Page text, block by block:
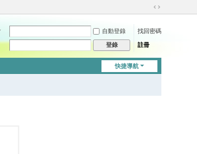
切
到
自動登錄
找回密碼
登錄 註冊
快捷導航